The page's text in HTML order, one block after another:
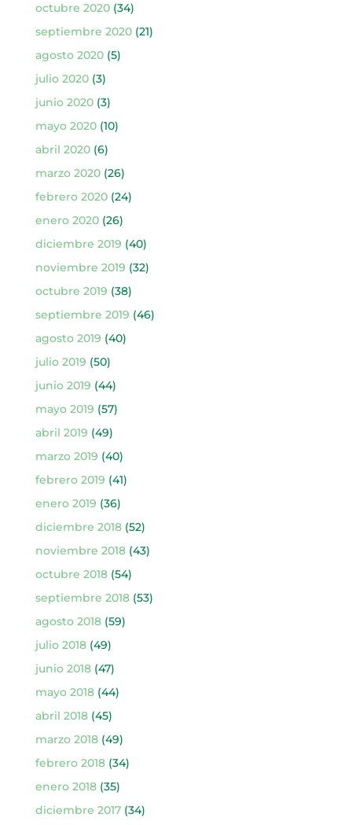
octubre 2020(34)
septiembre 2020(21)
agosto 2020(5)
julio 2020(3)
junio 2020(3)
mayo 2020(10)
abril 2020(6)
marzo 2020(26)
febrero 2020(24)
enero 2020(26)
diciembre 2019 (40)
noviembre 2019 (32)
octubre 2019 (38)
septiembre 2019 (46)
agosto 2019 (40)
julio 2019 (50)
junio 2019 (44)
mayo 2019 (57)
abril 2019 (49)
marzo 2019 (40)
febrero 2019 (41)
enero 2019 (36)
diciembre 2018(52)
noviembre 2018(43)
octubre 2018(54)
septiembre 2018(53)
agosto 2018(59)
julio 2018(49)
junio 2018(47)
mayo 2018(44)
abril 2018(45)
marzo 2018(49)
febrero 2018(34)
enero 2018(35)
diciembre 2017(34)